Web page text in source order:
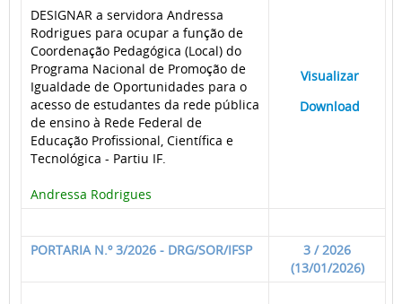
DESIGNAR a servidora Andressa
Rodrigues para ocupar a função de
Coordenação Pedagógica (Local) do
Programa Nacional de Promoção de
Igualdade de Oportunidades para o
acesso de estudantes da rede pública
de ensino à Rede Federal de
Educação Profissional, Científica e
Tecnológica - Partiu IF.
Andressa Rodrigues
Visualizar
Download
PORTARIA N.º 3/2026 - DRG/SOR/IFSP
3 / 2026
(13/01/2026)